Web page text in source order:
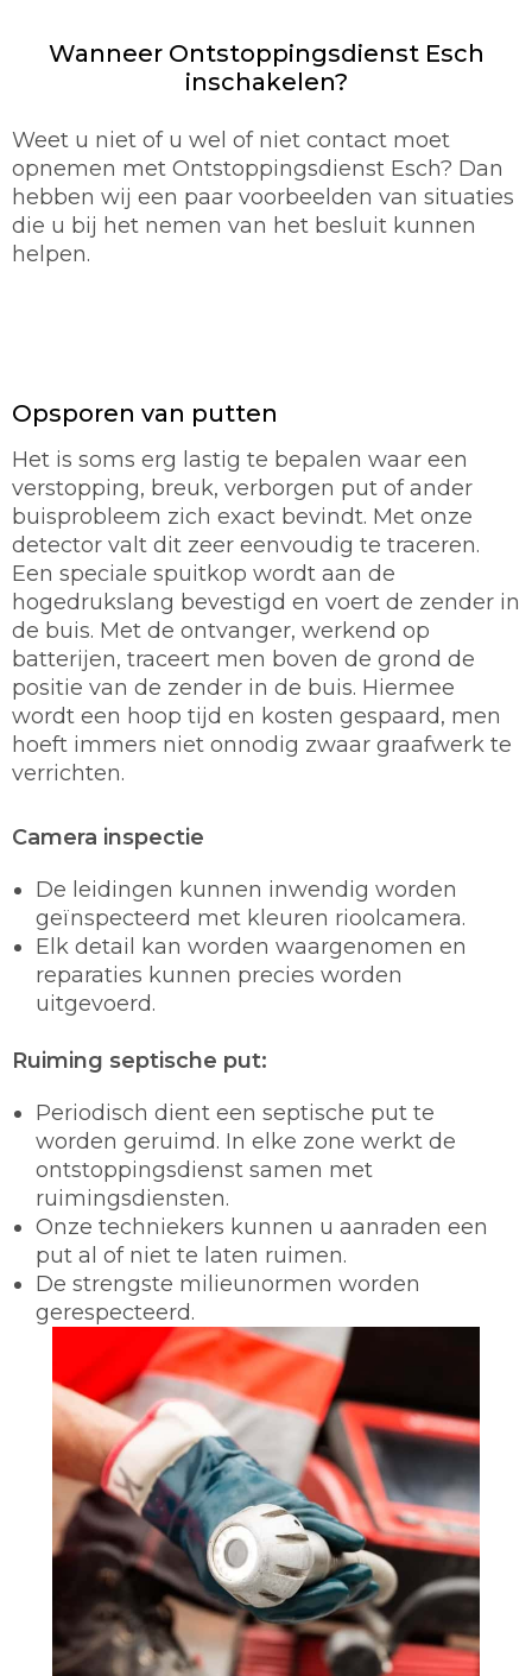
Wanneer Ontstoppingsdienst Esch
inschakelen?
Weet u niet of u wel of niet contact moet
opnemen met Ontstoppingsdienst Esch? Dan
hebben wij een paar voorbeelden van situaties
die u bij het nemen van het besluit kunnen
helpen.
Opsporen van putten
Het is soms erg lastig te bepalen waar een
verstopping, breuk, verborgen put of ander
buisprobleem zich exact bevindt. Met onze
detector valt dit zeer eenvoudig te traceren.
Een speciale spuitkop wordt aan de
hogedrukslang bevestigd en voert de zender in
de buis. Met de ontvanger, werkend op
batterijen, traceert men boven de grond de
positie van de zender in de buis. Hiermee
wordt een hoop tijd en kosten gespaard, men
hoeft immers niet onnodig zwaar graafwerk te
verrichten.
Camera inspectie
De leidingen kunnen inwendig worden
geïnspecteerd met kleuren rioolcamera.
Elk detail kan worden waargenomen en
reparaties kunnen precies worden
uitgevoerd.
Ruiming septische put:
Periodisch dient een septische put te
worden geruimd. In elke zone werkt de
ontstoppingsdienst samen met
ruimingsdiensten.
Onze techniekers kunnen u aanraden een
put al of niet te laten ruimen.
De strengste milieunormen worden
gerespecteerd.